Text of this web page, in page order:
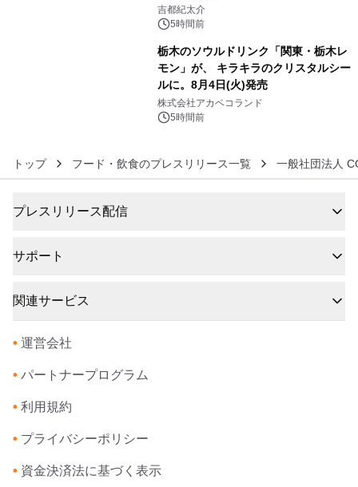
吉都紀太介
5時間前
栃木のソウルドリンク「関東・栃木レ
モン」が、 キラキラのクリスタルシー
ルに。8月4日(火)発売
株式会社アカベコランド
5時間前
トップ フード・飲食のプレスリリース一覧 一般社団法人
プレスリリース配信
サポート
関連サービス
• 運営会社
• パートナープログラム
• 利用規約
• プライバシーポリシー
• 資金決済法に基づく表示